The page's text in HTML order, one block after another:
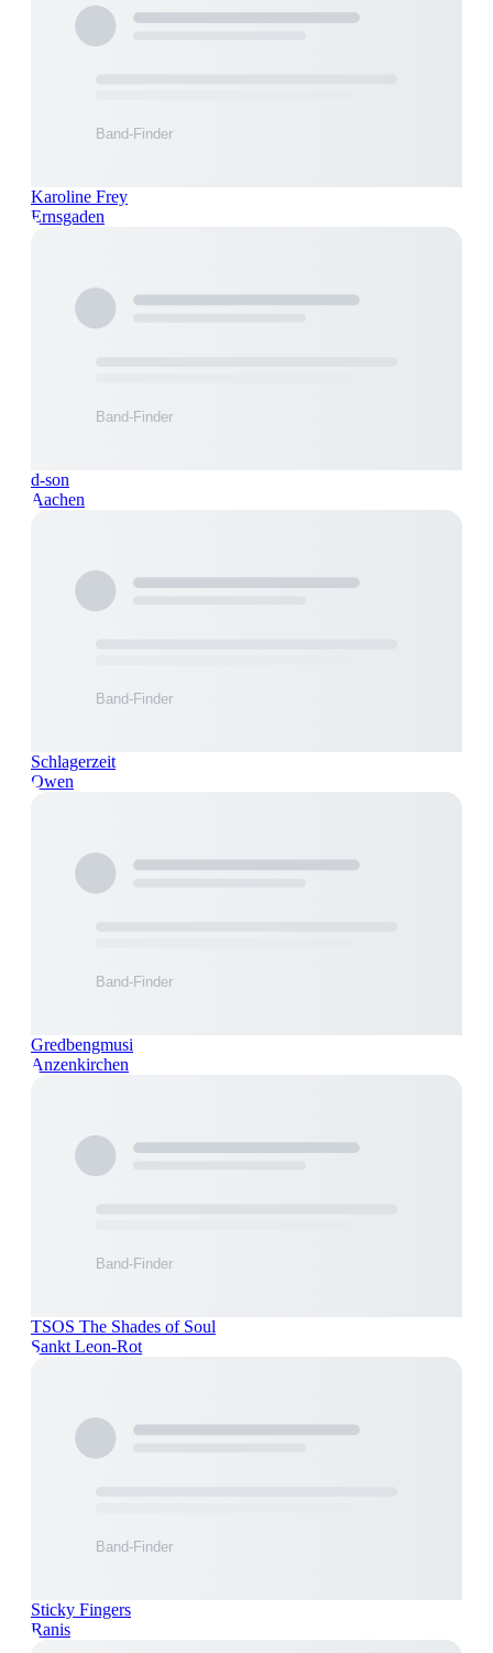
Karoline Frey
Ernsgaden
d-son
Aachen
Schlagerzeit
Owen
Gredbengmusi
Anzenkirchen
TSOS The Shades of Soul
Sankt Leon-Rot
Sticky Fingers
Ranis